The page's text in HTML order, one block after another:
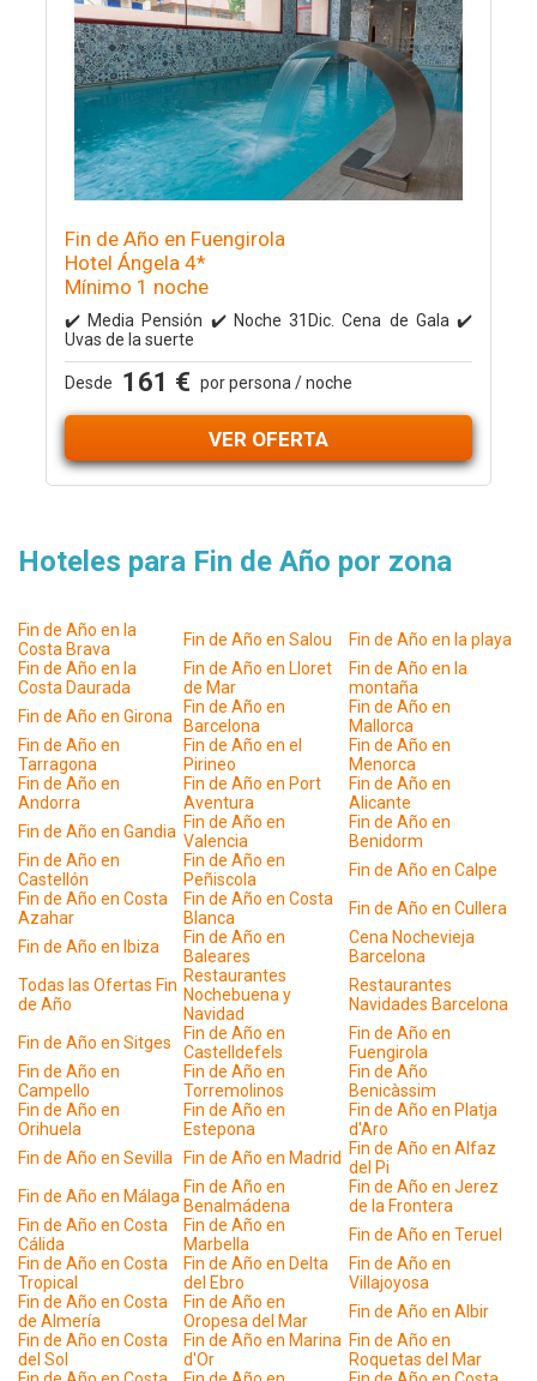
Fin de Año en Fuengirola
Hotel Ángela 4*
Mínimo 1 noche
✔️ Media Pensión ✔️ Noche 31Dic. Cena de Gala ✔️
Uvas de la suerte
Desde 161 € por persona / noche
VER OFERTA
Hoteles para Fin de Año por zona
Fin de Año en la
Costa Brava
Fin de Año en Salou
Fin de Año en la playa
Fin de Año en la
Costa Daurada
Fin de Año en Lloret
de Mar
Fin de Año en la
montaña
Fin de Año en Girona
Fin de Año en
Barcelona
Fin de Año en
Mallorca
Fin de Año en
Tarragona
Fin de Año en el
Pirineo
Fin de Año en
Menorca
Fin de Año en
Andorra
Fin de Año en Port
Aventura
Fin de Año en
Alicante
Fin de Año en Gandia Fin de Año en
Valencia
Fin de Año en
Benidorm
Fin de Año en
Castellón
Fin de Año en
Peñiscola
Fin de Año en Calpe
Fin de Año en Costa
Azahar
Fin de Año en Costa
Blanca
Fin de Año en Cullera
Fin de Año en Ibiza
Fin de Año en
Baleares
Cena Nochevieja
Barcelona
Todas las Ofertas Fin
de Año
Restaurantes
Nochebuena y
Navidad
Restaurantes
Navidades Barcelona
Fin de Año en Sitges
Fin de Año en
Castelldefels
Fin de Año en
Fuengirola
Fin de Año en
Campello
Fin de Año en
Torremolinos
Fin de Año
Benicàssim
Fin de Año en
Orihuela
Fin de Año en
Estepona
Fin de Año en Platja
d'Aro
Fin de Año en Sevilla
Fin de Año en Madrid
Fin de Año en Alfaz
del Pi
Fin de Año en Málaga Fin de Año en
Benalmádena
Fin de Año en Jerez
de la Frontera
Fin de Año en Costa
Cálida
Fin de Año en
Marbella
Fin de Año en Teruel
Fin de Año en Costa
Tropical
Fin de Año en Delta
del Ebro
Fin de Año en
Villajoyosa
Fin de Año en Costa
de Almería
Fin de Año en
Oropesa del Mar
Fin de Año en Albir
Fin de Año en Costa
del Sol
Fin de Año en Marina
d'Or
Fin de Año en
Roquetas del Mar